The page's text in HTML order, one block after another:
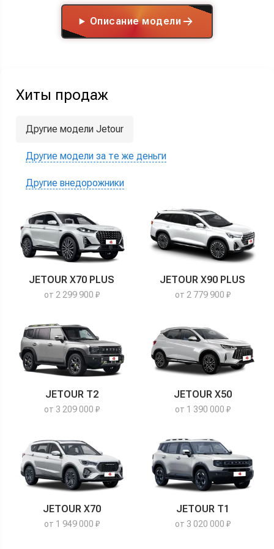
Описание модели
Хиты продаж
Другие модели Jetour
Другие модели за те же деньги
Другие внедорожники
JETOUR X70 PLUS
от 2 299 900 ₽
JETOUR X90 PLUS
от 2 779 900 ₽
JETOUR T2
от 3 209 000 ₽
JETOUR X50
от 1 390 000 ₽
JETOUR X70
от 1 949 000 ₽
JETOUR T1
от 3 020 000 ₽